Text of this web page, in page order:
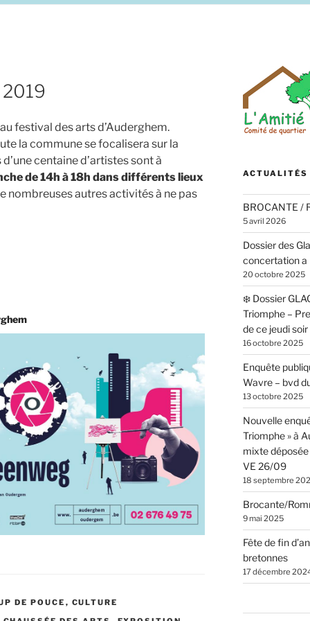
festival des arts d’Auderghem.
la commune se focalisera sur la
centaine d’artistes sont à
de 14h à 18h dans différents lieux
nombreuses autres activités à ne pas
DE POUCE , CULTURE
ACTUALITÉS
BROCANTE /
5 avril 2026
Dossier des
concertation a
20 octobre 2025
❄️ Dossier
Triomphe –
de ce jeudi
16 octobre 2025
Enquête
Wavre – bvd
13 octobre 2025
Nouvelle
Triomphe » à
mixte
VE 26/09
18 septembre
Brocante/
9 mai 2025
Fête de fin
bretonnes
17 décembre